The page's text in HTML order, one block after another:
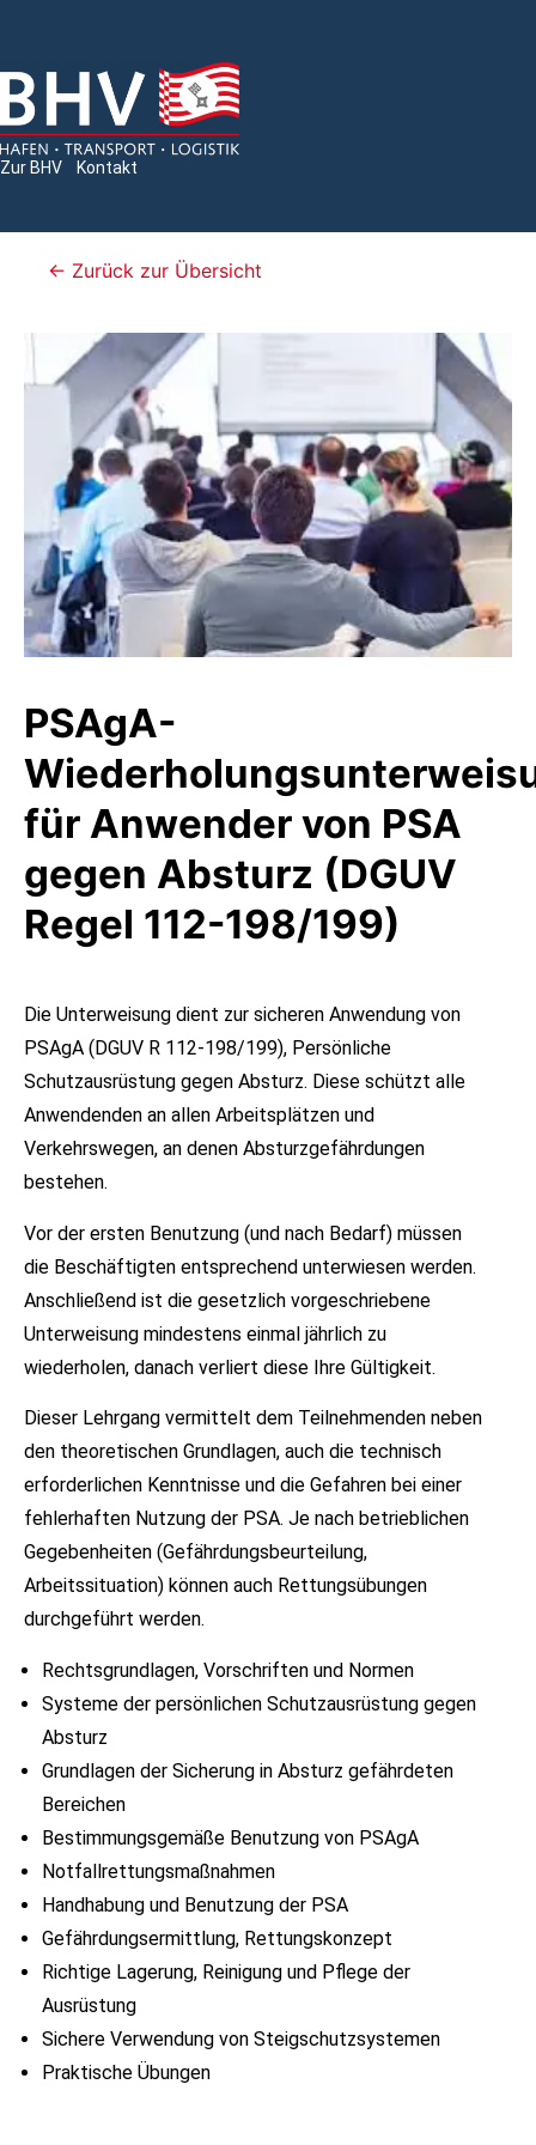
Zur BHV Kontakt
← Zurück zur Übersicht
PSAgA-
für Anwender von PSA
gegen Absturz (DGUV
Regel 112-198/199)
Die Unterweisung dient zur sicheren Anwendung von
PSAgA (DGUV R 112-198/199), Persönliche
Schutzausrüstung gegen Absturz. Diese schützt alle
Anwendenden an allen Arbeitsplätzen und
Verkehrswegen, an denen Absturzgefährdungen
bestehen.
Vor der ersten Benutzung (und nach Bedarf) müssen
die Beschäftigten entsprechend unterwiesen werden.
Anschließend ist die gesetzlich vorgeschriebene
Unterweisung mindestens einmal jährlich zu
wiederholen, danach verliert diese Ihre Gültigkeit.
Dieser Lehrgang vermittelt dem Teilnehmenden neben
den theoretischen Grundlagen, auch die technisch
erforderlichen Kenntnisse und die Gefahren bei einer
fehlerhaften Nutzung der PSA. Je nach betrieblichen
Gegebenheiten (Gefährdungsbeurteilung,
Arbeitssituation) können auch Rettungsübungen
durchgeführt werden.
Rechtsgrundlagen, Vorschriften und Normen
Systeme der persönlichen Schutzausrüstung gegen
Absturz
Grundlagen der Sicherung in Absturz gefährdeten
Bereichen
Bestimmungsgemäße Benutzung von PSAgA
Notfallrettungsmaßnahmen
Handhabung und Benutzung der PSA
Gefährdungsermittlung, Rettungskonzept
Richtige Lagerung, Reinigung und Pflege der
Ausrüstung
Sichere Verwendung von Steigschutzsystemen
Praktische Übungen